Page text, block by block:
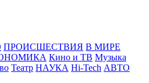
ПРОИСШЕСТВИЯ В МИРЕ
Кино и ТВ Музыка
Театр НАУКА Hi-Tech АВТО